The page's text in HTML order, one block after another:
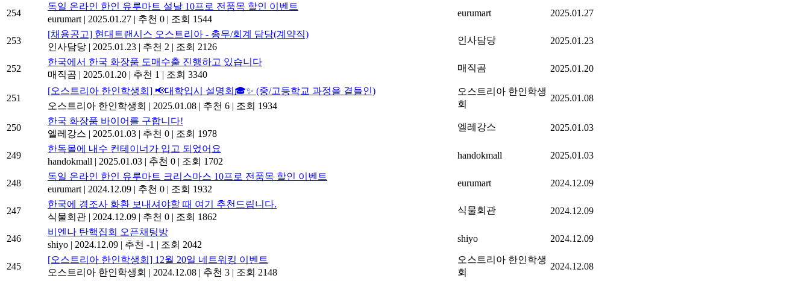
254
독일 온라인 한인 유루마트 설날 10프로 전품목 할인 이벤트
eurumart | 2025.01.27 | 추천 0 | 조회 1544
eurumart 2025.01.27
253
[채용공고] 현대트랜시스 오스트리아 - 총무/회계 담당(계약직)
인사담당 | 2025.01.23 | 추천 2 | 조회 2126
인사담당 2025.01.23
252
한국에서 한국 화장품 도매수출 진행하고 있습니다
매직곰 | 2025.01.20 | 추천 1 | 조회 3340
매직곰 2025.01.20
251
[오스트리아 한인학생회] 📢대학입시 설명회🎓✨ (중/고등학교 과정을 곁들인)
오스트리아 한인학생회 | 2025.01.08 | 추천 6 | 조회 1934
오스트리아 한인학생
회
2025.01.08
250
한국 화장품 바이어를 구합니다!
엘레강스 | 2025.01.03 | 추천 0 | 조회 1978
엘레강스 2025.01.03
249
한독몰에 내수 컨테이너가 입고 되었어요
handokmall | 2025.01.03 | 추천 0 | 조회 1702
handokmall 2025.01.03
248
독일 온라인 한인 유루마트 크리스마스 10프로 전품목 할인 이벤트
eurumart | 2024.12.09 | 추천 0 | 조회 1932
eurumart 2024.12.09
247
한국에 경조사 화환 보내셔야할 때 여기 추천드립니다.
식물회관 | 2024.12.09 | 추천 0 | 조회 1862
식물회관 2024.12.09
246
비엔나 탄핵집회 오픈채팅방
shiyo | 2024.12.09 | 추천 -1 | 조회 2042
shiyo 2024.12.09
245
[오스트리아 한인학생회] 12월 20일 네트워킹 이벤트
오스트리아 한인학생회 | 2024.12.08 | 추천 3 | 조회 2148
오스트리아 한인학생
회
2024.12.08